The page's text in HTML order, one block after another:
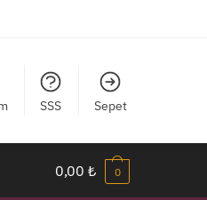
SSS Sepet
0,00₺ 0